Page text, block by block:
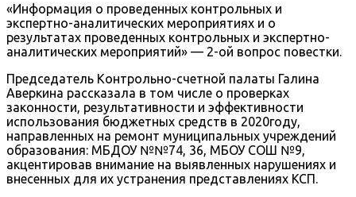
«Информация о проведенных контрольных и
экспертно-аналитических мероприятиях и о
результатах проведенных контрольных и экспертно-
аналитических мероприятий» — 2-ой вопрос повестки.
Председатель Контрольно-счетной палаты Галина
Аверкина рассказала в том числе о проверках
законности, результативности и эффективности
использования бюджетных средств в 2020году,
направленных на ремонт муниципальных учреждений
образования: МБДОУ №№74, 36, МБОУ СОШ №9,
акцентировав внимание на выявленных нарушениях и
внесенных для их устранения представлениях КСП.